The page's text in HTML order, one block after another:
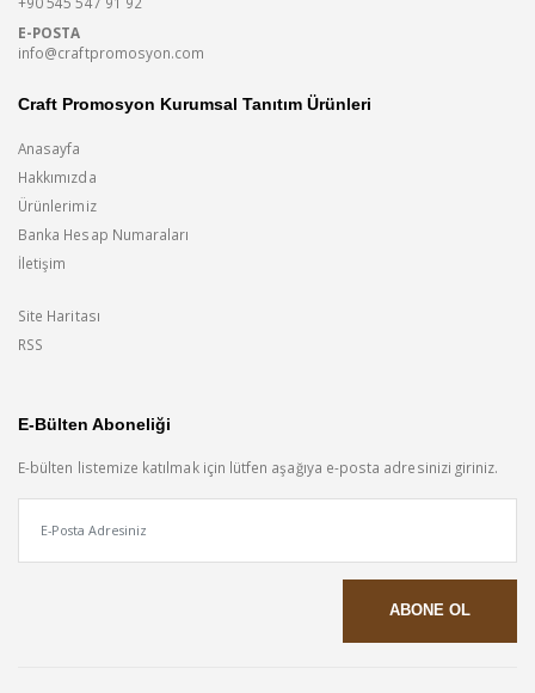
E-POSTA
info@craftpromosyon.com
Craft Promosyon Kurumsal Tanıtım Ürünleri
Anasayfa
Hakkımızda
Ürünlerimiz
Banka Hesap Numaraları
İletişim
Site Haritası
RSS
E-Bülten Aboneliği
E-bülten listemize katılmak için lütfen aşağıya e-posta adresinizi giriniz.